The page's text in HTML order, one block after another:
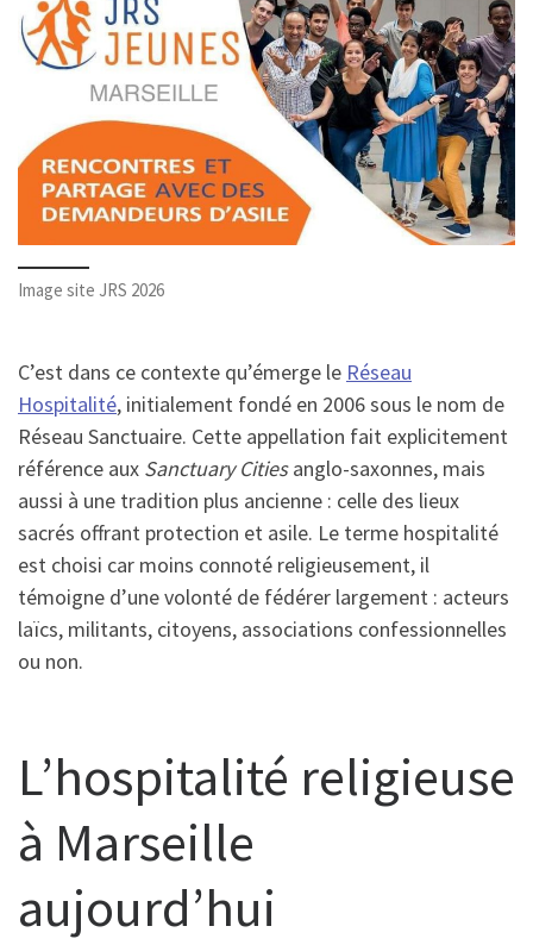
Image site JRS 2026
C’est dans ce contexte qu’émerge le Réseau
Hospitalité, initialement fondé en 2006 sous le nom de
Réseau Sanctuaire. Cette appellation fait explicitement
référence aux Sanctuary Citiesanglo-saxonnes, mais
aussi à une tradition plus ancienne : celle des lieux
sacrés offrant protection et asile. Le terme hospitalité
est choisi car moins connoté religieusement, il
témoigne d’une volonté de fédérer largement : acteurs
laïcs, militants, citoyens, associations confessionnelles
ou non.
L’hospitalité religieuse
à Marseille
aujourd’hui